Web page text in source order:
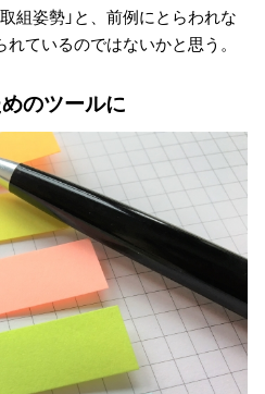
組姿勢」と、前例にとらわれな
れているのではないかと思う。
のツールに